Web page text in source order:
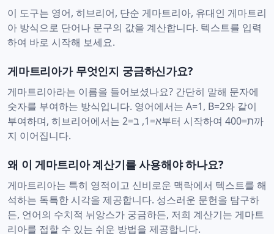
이 도구는 영어, 히브리어, 단순 게마트리아, 유대인 게마트리
아 방식으로 단어나 문구의 값을 계산합니다. 텍스트를 입력
하여 바로 시작해 보세요.
게마트리아가 무엇인지 궁금하신가요?
게마트리아라는 이름을 들어보셨나요? 간단히 말해 문자에
숫자를 부여하는 방식입니다. 영어에서는 A=1, B=2와 같이
부여하며, 히브리어에서는 א=1, ב=2부터 시작하여 ת=400까
지 이어집니다.
왜 이 게마트리아 계산기를 사용해야 하나요?
게마트리아는 특히 영적이고 신비로운 맥락에서 텍스트를 해
석하는 독특한 시각을 제공합니다. 성스러운 문헌을 탐구하
든, 언어의 수치적 뉘앙스가 궁금하든, 저희 계산기는 게마트
리아를 접할 수 있는 쉬운 방법을 제공합니다.